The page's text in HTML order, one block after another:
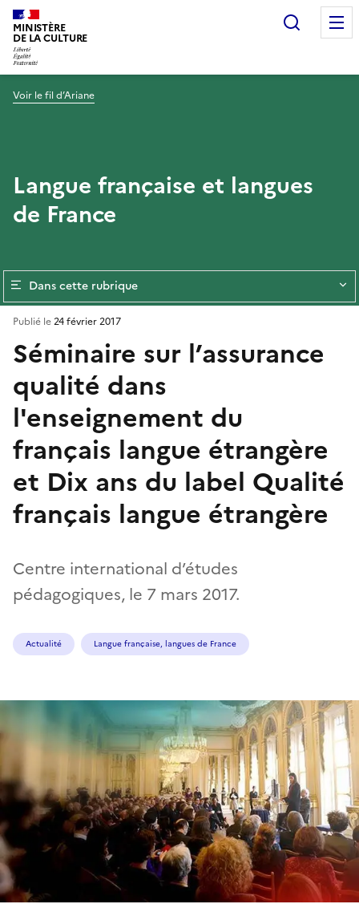
MINISTÈRE
DE LA CULTURE
Voir le fil d’Ariane
Langue française et langues
de France
Dans cette rubrique
Séminaire sur l’assurance
qualité dans
l'enseignement du
français langue étrangère
et Dix ans du label Qualité
français langue étrangère
Centre international d’études
pédagogiques, le 7 mars 2017.
Publié le24 février 2017
Actualité Langue française, langues de France